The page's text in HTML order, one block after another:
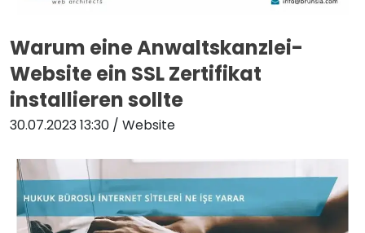
Warum eine Anwaltskanzlei-
Website ein SSL Zertifikat
installieren sollte
30.07.2023 13:30 / Website